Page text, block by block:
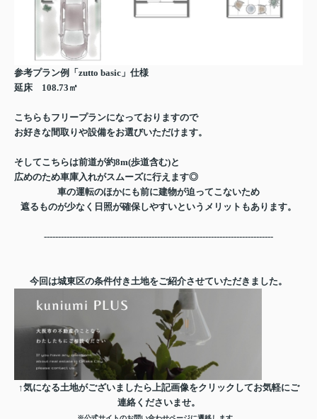
参考プラン例「zutto basic」仕様
延床 108.73㎡
こちらもフリープランになっておりますので
お好きな間取りや設備をお選びいただけます。
そしてこちらは前道が約8m(歩道含む)と
広めのため車庫入れがスムーズに行えます◎
車の運転のほかにも前に建物が迫ってこないため
遮るものが少なく日照が確保しやすいというメリットもあります。
---------------------------------------------------------------------------------
今回は城東区の条件付き土地をご紹介させていただきました。
↑気になる土地がございましたら上記画像をクリックしてお気軽にご
連絡くださいませ。